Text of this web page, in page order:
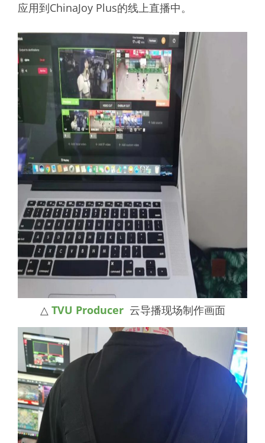
应用到ChinaJoy Plus的线上直播中。
△ TVU Producer云导播现场制作画面